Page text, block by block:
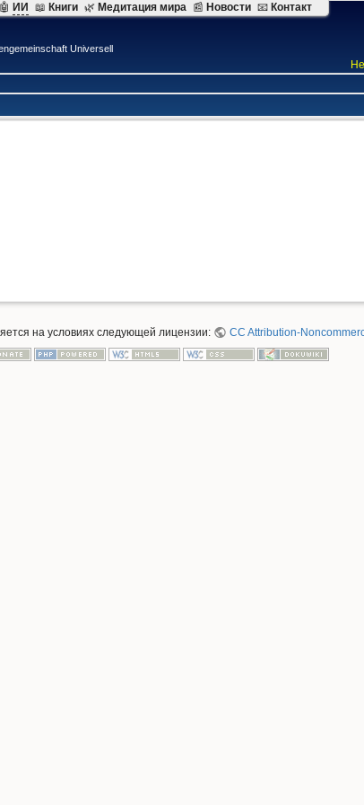
Universell
на условиях следующей лицензии: CC Attribution-
🤖 ИИ 📖 Книги 🌿 Mедитация мира 📰 Новости 📧 Контакт